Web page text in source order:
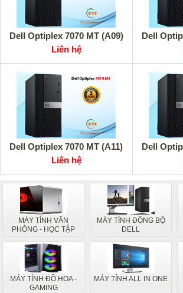
Dell Optiplex 7070 MT (A09)
Liên hệ
Dell
Dell Optiplex 7070 MT (A11)
Liên hệ
Dell
MÁY TÍNH VĂN
PHÒNG - HỌC TẬP
MÁY TÍNH ĐỒNG BỘ
DELL
MÁY TÍNH ĐỒ HỌA -
GAMING
MÁY TÍNH ALL IN ONE